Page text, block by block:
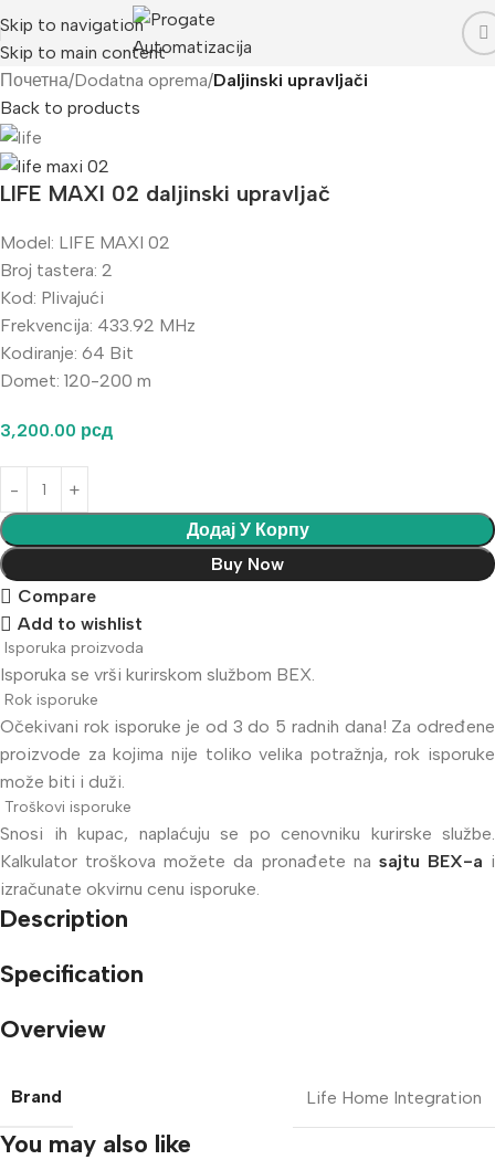
Skip to navigation
Skip to main content
Почетна Dodatna oprema Daljinski upravljači
Back to products
LIFE MAXI 02 daljinski upravljač
Model: LIFE MAXI 02
Broj tastera: 2
Kod: Plivajući
Frekvencija: 433.92 MHz
Kodiranje: 64 Bit
Domet: 120-200 m
3,200.00 рсд
Додај У Корпу
Buy Now
Compare
Add to wishlist
Isporuka proizvoda
Isporuka se vrši kurirskom službom BEX.
Rok isporuke
Očekivani rok isporuke je od 3 do 5 radnih dana! Za određene
proizvode za kojima nije toliko velika potražnja, rok isporuke
može biti i duži.
Troškovi isporuke
Snosi ih kupac, naplaćuju se po cenovniku kurirske službe.
Kalkulator troškova možete da pronađete na sajtu BEX-a i
izračunate okvirnu cenu isporuke.
Description
Specification
Overview
Brand Life Home Integration
You may also like